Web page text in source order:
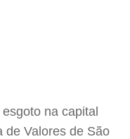
na capital
de Valores de São